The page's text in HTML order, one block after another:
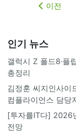
이전
인기 뉴스
갤럭시 Z 폴드8·플
총정리
김정훈 씨지인사이
컴플라이언스 담당
[투자를IT다] 2026
전망